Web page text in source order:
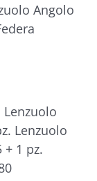
Angolo
Lenzuolo
Lenzuolo
+ 1 pz.